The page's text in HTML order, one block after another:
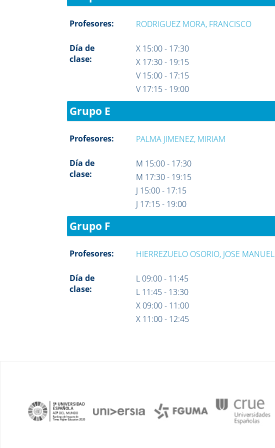
Profesores: RODRIGUEZ MORA, FRANCISCO
Día de
clase:
X 15:00 - 17:30
X 17:30 - 19:15
V 15:00 - 17:15
V 17:15 - 19:00
Grupo E
Profesores: PALMA JIMENEZ, MIRIAM
Día de
clase:
M 15:00 - 17:30
M 17:30 - 19:15
J 15:00 - 17:15
J 17:15 - 19:00
Grupo F
Profesores: HIERREZUELO OSORIO, JOSE MANUEL
Día de
clase:
L 09:00 - 11:45
L 11:45 - 13:30
X 09:00 - 11:00
X 11:00 - 12:45